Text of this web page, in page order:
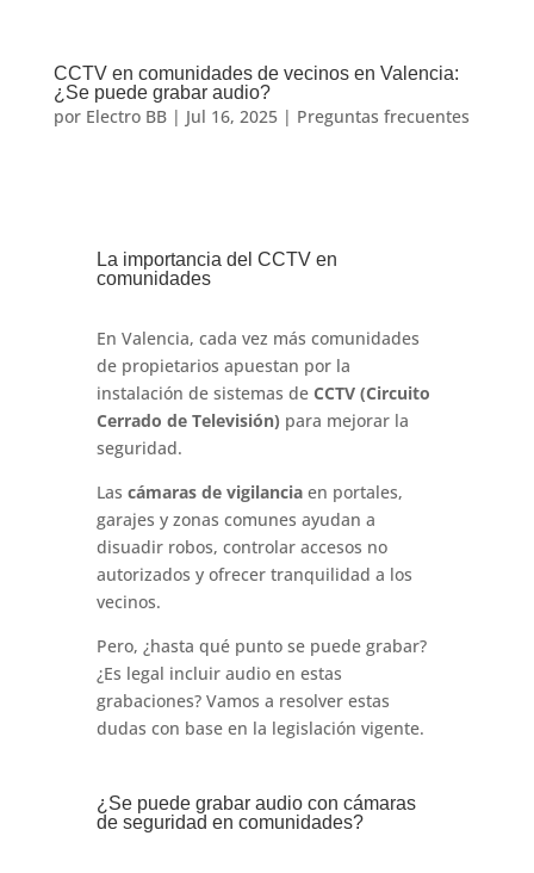
CCTV en comunidades de vecinos en Valencia:
¿Se puede grabar audio?
por Electro BB| Jul 16, 2025| Preguntas frecuentes
La importancia del CCTV en
comunidades
En Valencia, cada vez más comunidades
de propietarios apuestan por la
instalación de sistemas de CCTV (Circuito
Cerrado de Televisión) para mejorar la
seguridad.
Las cámaras de vigilanciaen portales,
garajes y zonas comunes ayudan a
disuadir robos, controlar accesos no
autorizados y ofrecer tranquilidad a los
vecinos.
Pero, ¿hasta qué punto se puede grabar?
¿Es legal incluir audio en estas
grabaciones? Vamos a resolver estas
dudas con base en la legislación vigente.
¿Se puede grabar audio con cámaras
de seguridad en comunidades?